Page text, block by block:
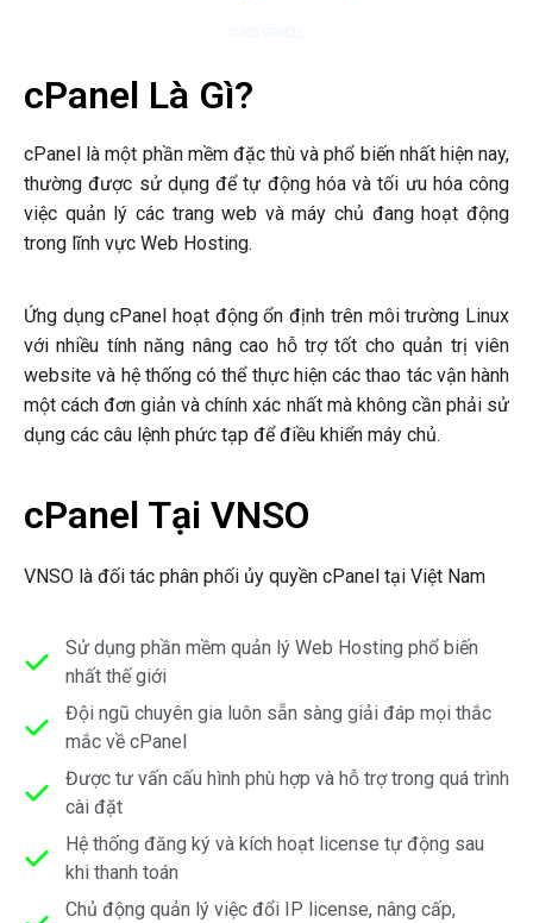
cPanel Là Gì?
cPanel là một phần mềm đặc thù và phổ biến nhất hiện nay,
thường được sử dụng để tự động hóa và tối ưu hóa công
việc quản lý các trang web và máy chủ đang hoạt động
trong lĩnh vực Web Hosting.
Ứng dụng cPanel hoạt động ổn định trên môi trường Linux
với nhiều tính năng nâng cao hỗ trợ tốt cho quản trị viên
website và hệ thống có thể thực hiện các thao tác vận hành
một cách đơn giản và chính xác nhất mà không cần phải sử
dụng các câu lệnh phức tạp để điều khiển máy chủ.
cPanel Tại VNSO
VNSO là đối tác phân phối ủy quyền cPanel tại Việt Nam
Sử dụng phần mềm quản lý Web Hosting phổ biến
nhất thế giới
Đội ngũ chuyên gia luôn sẵn sàng giải đáp mọi thắc
mắc về cPanel
Được tư vấn cấu hình phù hợp và hỗ trợ trong quá trình
cài đặt
Hệ thống đăng ký và kích hoạt license tự động sau
khi thanh toán
Chủ động quản lý việc đổi IP license, nâng cấp,